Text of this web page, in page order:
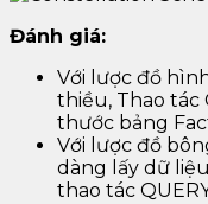
Đánh giá:
Với lược đồ
thiều, Thao tác
thước bảng
Với lược đồ
dàng lấy dữ
thao tác